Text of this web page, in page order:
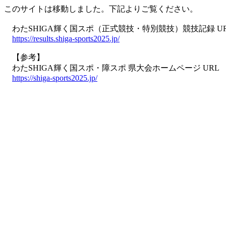
このサイトは移動しました。下記よりご覧ください。
わたSHIGA輝く国スポ（正式競技・特別競技）競技記録
https://results.shiga-sports2025.jp/
【参考】
わたSHIGA輝く国スポ・障スポ 県大会ホームページ URL
https://shiga-sports2025.jp/